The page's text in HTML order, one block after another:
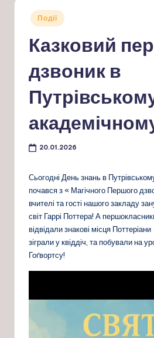
Опубліковано
Події
Казковий
дзвоник в
20.01.2026
Сьогодні День знань в
почався з « Магічного Першого
вчителі та гості нашого закладу
світ Гаррі Поттера! А
відвідали знакові місця
зіграли у квіддіч, та побували на
Гоґвортсу!